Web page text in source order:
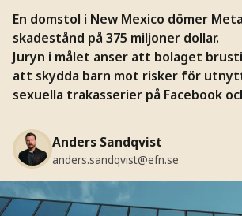
En domstol i New Mexico dömer
skadestånd på 375 miljoner dollar.
Juryn i målet anser att bolaget
att skydda barn mot risker för
sexuella trakasserier på Facebook
Anders Sandqvist
anders.sandqvist@efn.se